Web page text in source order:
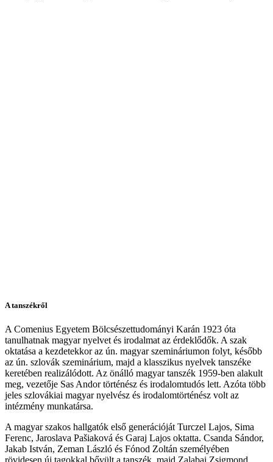
A tanszékről
A Comenius Egyetem Bölcsészettudományi Karán 1923 óta
tanulhatnak magyar nyelvet és irodalmat az érdeklődők. A szak
oktatása a kezdetekkor az ún. magyar szemináriumon folyt, később
az ún. szlovák szeminárium, majd a klasszikus nyelvek tanszéke
keretében realizálódott. Az önálló magyar tanszék 1959-ben alakult
meg, vezetője Sas Andor történész és irodalomtudós lett. Azóta több
jeles szlovákiai magyar nyelvész és irodalomtörténész volt az
intézmény munkatársa.
A magyar szakos hallgatók első generációját Turczel Lajos, Sima
Ferenc, Jaroslava Pašiaková és Garaj Lajos oktatta. Csanda Sándor,
Jakab István, Zeman László és Fónod Zoltán személyében
rövidesen új tagokkal bővült a tanszék, majd Zalabai Zsigmond,